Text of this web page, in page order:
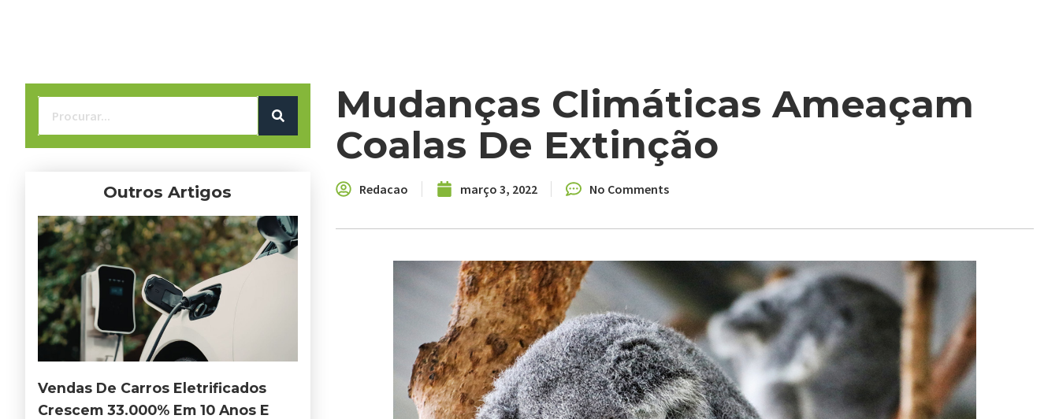
Outros Artigos
Vendas De Carros Eletrificados
Crescem 33.000% Em 10 Anos E
Mudanças Climáticas Ameaçam
Coalas De Extinção
Redacao março 3, 2022 No Comments